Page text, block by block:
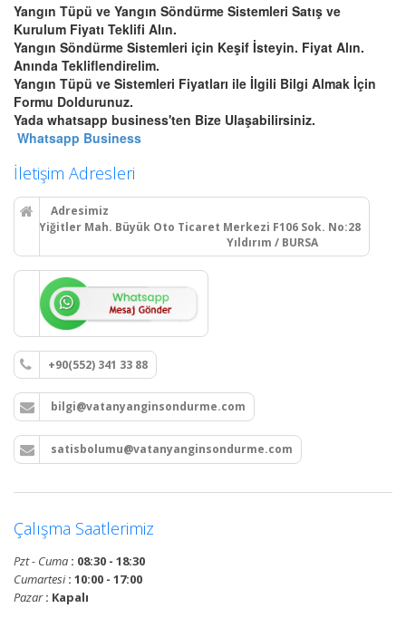
Yangın Tüpü ve Yangın Söndürme Sistemleri Satış ve
Kurulum Fiyatı Teklifi Alın.
Yangın Söndürme Sistemleri için Keşif İsteyin. Fiyat Alın.
Anında Tekliflendirelim.
Yangın Tüpü ve Sistemleri Fiyatları ile İlgili Bilgi Almak İçin
Formu Doldurunuz.
Yada whatsapp business'ten Bize Ulaşabilirsiniz.
Whatsapp Business
İletişim Adresleri
Adresimiz
Yiğitler Mah. Büyük Oto Ticaret Merkezi F106 Sok. No:28
Yıldırım / BURSA
+90(552) 341 33 88
bilgi@vatanyanginsondurme.com
satisbolumu@vatanyanginsondurme.com
Çalışma Saatlerimiz
Pzt - Cuma : 08:30 - 18:30
Cumartesi: 10:00 - 17:00
Pazar: Kapalı